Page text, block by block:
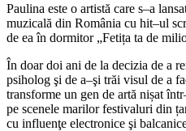
Paulina este o artistă care s–a
muzicală din România cu hit–ul
de ea în dormitor „Fetița ta de
În doar doi ani de la decizia de a
psiholog şi de a–şi trăi visul de a
transforme un gen de artă nișat
pe scenele marilor festivaluri din
cu influenţe electronice şi